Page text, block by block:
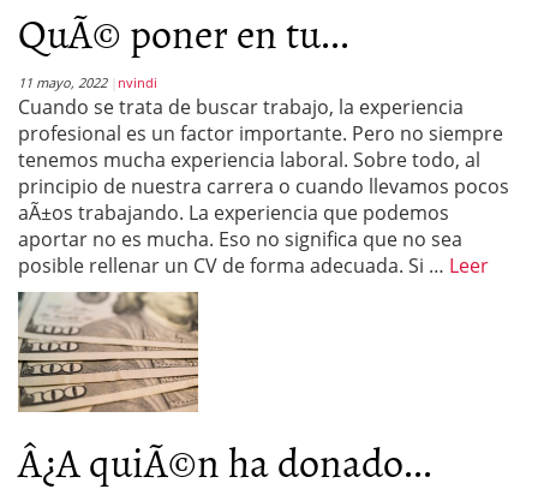
QuÃ© poner en tu...
11 mayo, 2022 nvindi
Cuando se trata de buscar trabajo, la experiencia
profesional es un factor importante. Pero no siempre
tenemos mucha experiencia laboral. Sobre todo, al
principio de nuestra carrera o cuando llevamos pocos
aÃ±os trabajando. La experiencia que podemos
aportar no es mucha. Eso no significa que no sea
posible rellenar un CV de forma adecuada. Si … Leer
Â¿A quiÃ©n ha donado...